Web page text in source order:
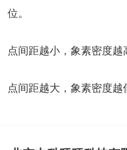
位。
点间距越小，象素密度越
点间距越大，象素密度越